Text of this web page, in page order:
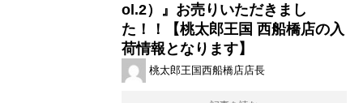
ol.2）』お売りいただきまし
た！！【桃太郎王国 西船橋店の入
荷情報となります】
桃太郎王国西船橋店店長